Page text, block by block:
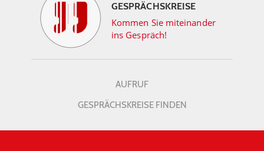
GESPRÄCHSKREISE
Kommen Sie miteinander
ins Gespräch!
AUFRUF
GESPRÄCHSKREISE FINDEN